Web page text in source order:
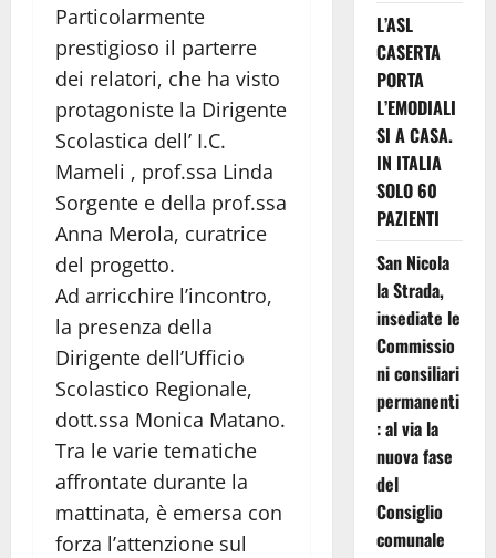
Particolarmente
prestigioso il parterre
dei relatori, che ha visto
protagoniste la Dirigente
Scolastica dell’ I.C.
Mameli , prof.ssa Linda
Sorgente e della prof.ssa
Anna Merola, curatrice
del progetto.
Ad arricchire l’incontro,
la presenza della
Dirigente dell’Ufficio
Scolastico Regionale,
dott.ssa Monica Matano.
Tra le varie tematiche
affrontate durante la
mattinata, è emersa con
forza l’attenzione sul
L’ASL
CASERTA
PORTA
L’EMODIALI
SI A CASA.
IN ITALIA
SOLO 60
PAZIENTI
San Nicola
la Strada,
insediate le
Commissio
ni consiliari
permanenti
: al via la
nuova fase
del
Consiglio
comunale